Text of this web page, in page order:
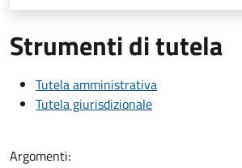
Strumenti di tutela
Tutela amministrativa
Tutela giurisdizionale
Argomenti: